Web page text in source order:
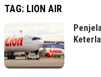
TAG: LION AIR